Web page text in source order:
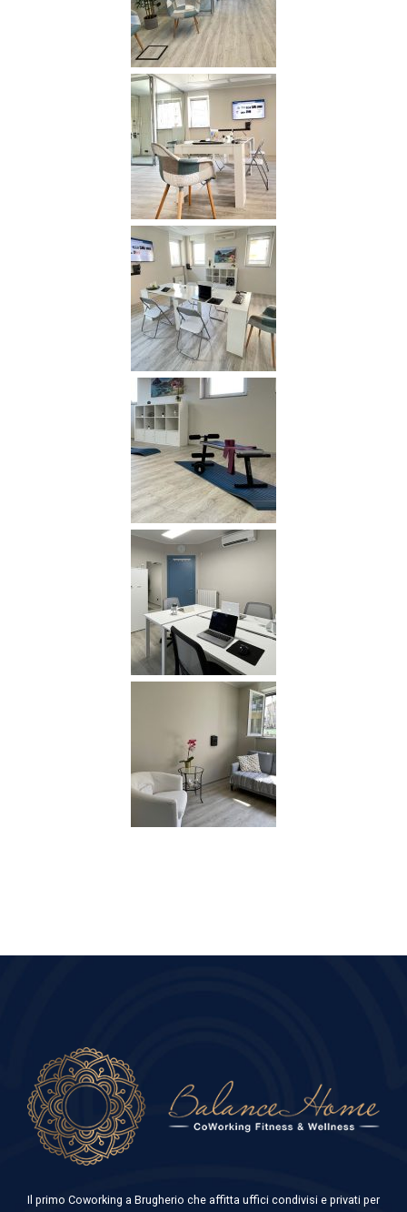
Il primo Coworking a Brugherio che affitta uffici condivisi e privati per